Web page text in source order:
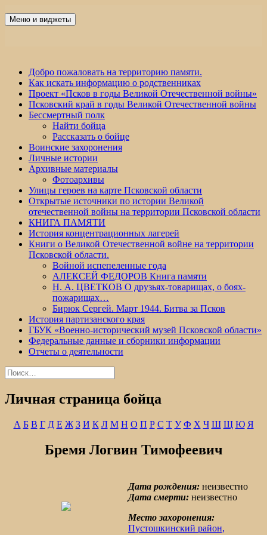
Победа 60
Меню и виджеты
Добро пожаловать на территорию памяти.
Как искать информацию о родственниках
Проект «Псков в годы Великой Отечественной войны»
Псковский край в годы Великой Отечественной войны
Бессмертный полк
Найти бойца
Рассказать о бойце
Воинские захоронения
Личные истории
Архивные материалы
Фотоархивы
Улицы героев на карте Псковской области
Открытые источники по истории Великой
отечественной войны на территории Псковской области
КНИГА ПАМЯТИ
История концентрационных лагерей
Книги о Великой Отечественной войне на территории
Псковской области.
Войной испепеленные года
АЛЕКСЕЙ ФЕДОРОВ Книга памяти
Н. А. ЦВЕТКОВ О друзьях-товарищах, о боях-
пожарищах…
Бирюк Сергей. Март 1944. Битва за Псков
История партизанского края
ГБУК «Военно-исторический музей Псковской области»
Федеральные данные и сборники информации
Отчеты о деятельности
Найти:
Личная страница бойца
А Б В Г Д Е Ж З И К Л М Н О П Р С Т У Ф Х Ч Ш Щ Ю Я
Бремя Логвин Тимофеевич
Дата рождения: неизвестно
Дата смерти: неизвестно
Место захоронения:
Пустошкинский район,